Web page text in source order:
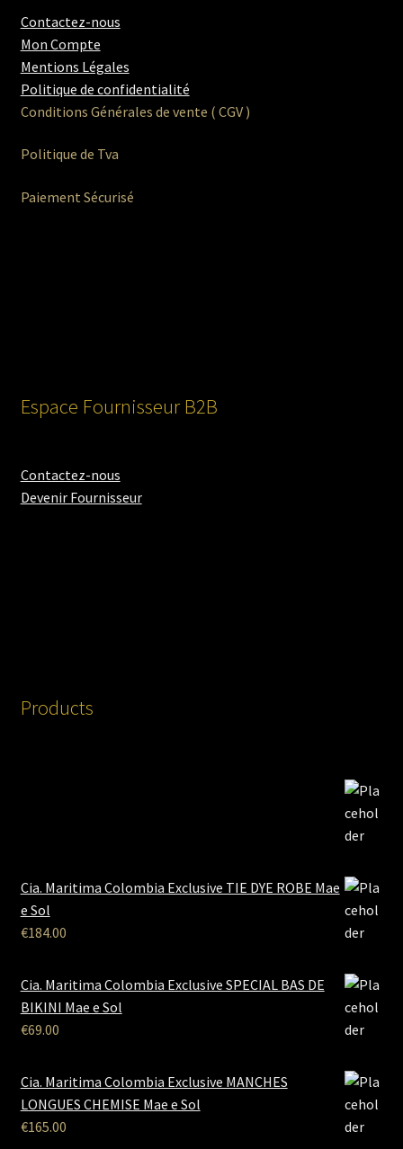
Contactez-nous
Mon Compte
Mentions Légales
Politique de confidentialité
Conditions Générales de vente ( CGV )
Politique de Tva
Paiement Sécurisé
Espace Fournisseur B2B
Contactez-nous
Devenir Fournisseur
Products
Cia. Maritima Colombia Exclusive TIE DYE ROBE Mae
e Sol
€184.00
Cia. Maritima Colombia Exclusive SPECIAL BAS DE
BIKINI Mae e Sol
€69.00
Cia. Maritima Colombia Exclusive MANCHES
LONGUES CHEMISE Mae e Sol
€165.00